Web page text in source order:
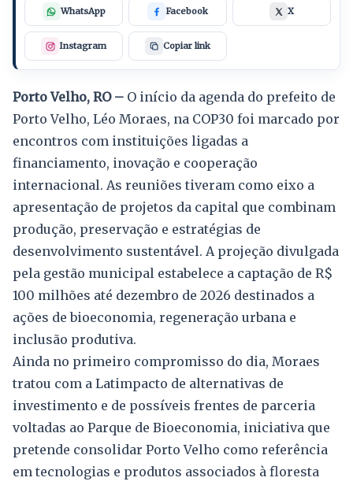
WhatsApp Facebook X
Instagram Copiar link
Porto Velho, RO – O início da agenda do prefeito de
Porto Velho, Léo Moraes, na COP30 foi marcado por
encontros com instituições ligadas a
financiamento, inovação e cooperação
internacional. As reuniões tiveram como eixo a
apresentação de projetos da capital que combinam
produção, preservação e estratégias de
desenvolvimento sustentável. A projeção divulgada
pela gestão municipal estabelece a captação de R$
100 milhões até dezembro de 2026 destinados a
ações de bioeconomia, regeneração urbana e
inclusão produtiva.
Ainda no primeiro compromisso do dia, Moraes
tratou com a Latimpacto de alternativas de
investimento e de possíveis frentes de parceria
voltadas ao Parque de Bioeconomia, iniciativa que
pretende consolidar Porto Velho como referência
em tecnologias e produtos associados à floresta